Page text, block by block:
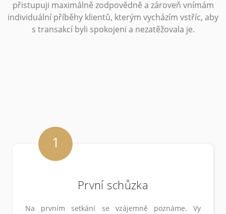
přistupuji maximálně zodpovědně a zároveň vnímám
individuální příběhy klientů, kterým vycházím vstříc, aby
s transakcí byli spokojeni a nezatěžovala je.
1
První schůzka
Na prvním setkání se vzájemně poznáme. Vy